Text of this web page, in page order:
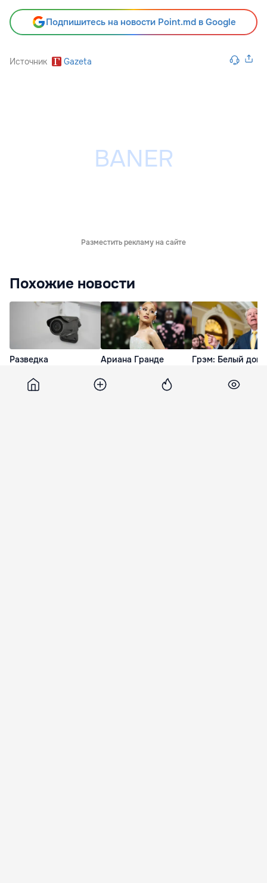
Подпишитесь на новости Point.md в Google
Источник Gazeta
Разместить рекламу на сайте
Похожие новости
Разведка
взламывает в Европе
IP-камеры
Ариана Гранде
хакеров за кражу
неизданной музыки
Грэм: Белый дом
поддержать
законопроект о